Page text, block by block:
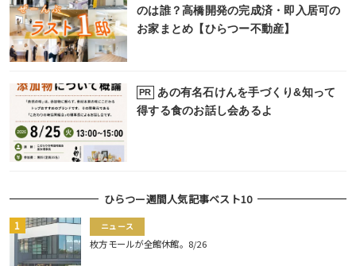
のは誰？高橋開発の完成済・即入居可の
お家まとめ【ひらつー不動産】
PR
あの有名石けんを手づくり&知って
得する食のお話し会あるよ
ひらつー週間人気記事ベスト10
ニュース
枚方モールが全館休館。8/26